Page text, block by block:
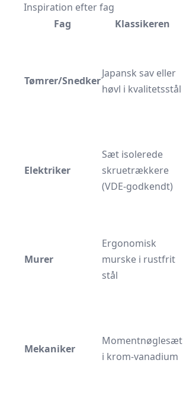
Inspiration efter fag
Fag
Klassikeren
Tømrer/Snedker
Japansk sav eller
høvl i kvalitetsstål
Elektriker
Sæt isolerede
skruetrækkere
(VDE-godkendt)
Murer
Ergonomisk
murske i rustfrit
stål
Mekaniker
Momentnøglesæt
i krom-vanadium